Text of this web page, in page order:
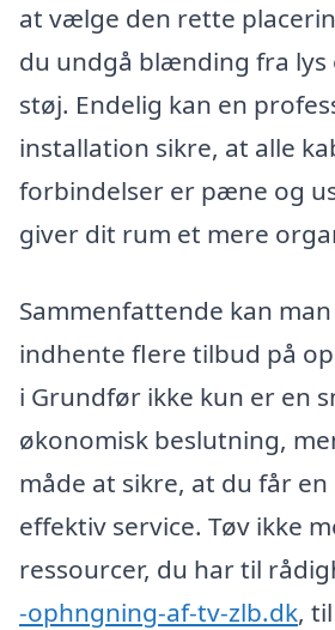
at vælge den rette
du undgå blænding fra
støj. Endelig kan en
installation sikre, at alle
forbindelser er pæne og
giver dit rum et mere
Sammenfattende kan
indhente flere tilbud på
i Grundfør ikke kun er en
økonomisk beslutning,
måde at sikre, at du får
effektiv service. Tøv ikke
ressourcer, du har til
-ophngning-af-tv-zlb.dk,